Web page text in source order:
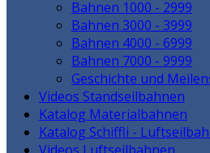
Bahnen 1000 - 2999
Bahnen 3000 - 3999
Bahnen 4000 - 6999
Bahnen 7000 - 9999
Geschichte und
Videos Standseilbahnen
Katalog Materialbahnen
Katalog Schiffli -